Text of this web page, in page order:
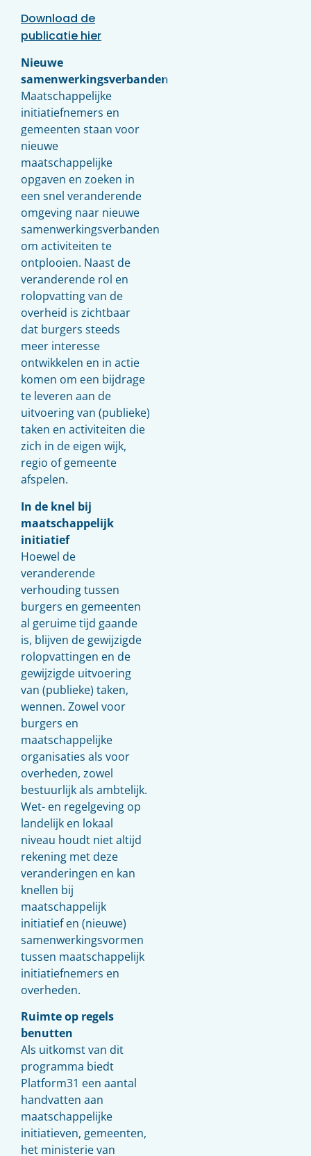
Download de
publicatie hier
Nieuwe
samenwerkingsverbanden
Maatschappelijke
initiatiefnemers en
gemeenten staan voor
nieuwe
maatschappelijke
opgaven en zoeken in
een snel veranderende
omgeving naar nieuwe
samenwerkingsverbanden
om activiteiten te
ontplooien. Naast de
veranderende rol en
rolopvatting van de
overheid is zichtbaar
dat burgers steeds
meer interesse
ontwikkelen en in actie
komen om een bijdrage
te leveren aan de
uitvoering van (publieke)
taken en activiteiten die
zich in de eigen wijk,
regio of gemeente
afspelen.
In de knel bij
maatschappelijk
initiatief
Hoewel de
veranderende
verhouding tussen
burgers en gemeenten
al geruime tijd gaande
is, blijven de gewijzigde
rolopvattingen en de
gewijzigde uitvoering
van (publieke) taken,
wennen. Zowel voor
burgers en
maatschappelijke
organisaties als voor
overheden, zowel
bestuurlijk als ambtelijk.
Wet- en regelgeving op
landelijk en lokaal
niveau houdt niet altijd
rekening met deze
veranderingen en kan
knellen bij
maatschappelijk
initiatief en (nieuwe)
samenwerkingsvormen
tussen maatschappelijk
initiatiefnemers en
overheden.
Ruimte op regels
benutten
Als uitkomst van dit
programma biedt
Platform31 een aantal
handvatten aan
maatschappelijke
initiatieven, gemeenten,
het ministerie van